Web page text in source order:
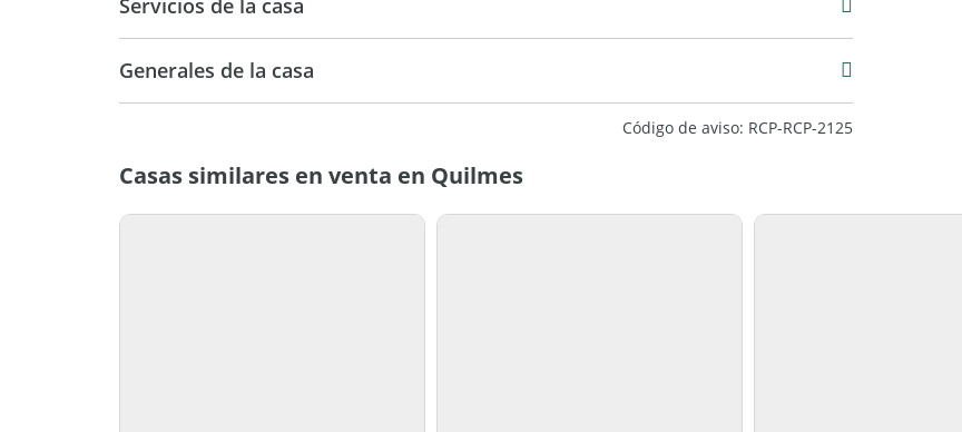
Generales de la casa
Código de aviso: RCP-RCP-2125
Casas similares en venta en Quilmes